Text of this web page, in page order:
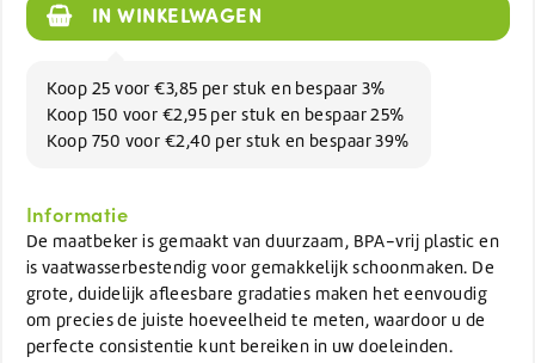
IN WINKELWAGEN
Koop 25 voor €3,85 per stuk en bespaar 3%
Koop 150 voor €2,95 per stuk en bespaar 25%
Koop 750 voor €2,40 per stuk en bespaar 39%
Informatie
De maatbeker is gemaakt van duurzaam, BPA-vrij plastic en
is vaatwasserbestendig voor gemakkelijk schoonmaken. De
grote, duidelijk afleesbare gradaties maken het eenvoudig
om precies de juiste hoeveelheid te meten, waardoor u de
perfecte consistentie kunt bereiken in uw doeleinden.